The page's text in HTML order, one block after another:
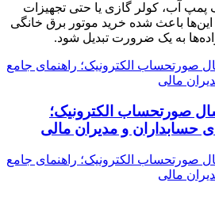
پمپ آب، کولر گازی یا حتی تجهیزات
باعث شده خرید موتور برق خانگی
به یک ضرورت تبدیل شود.
صورتحساب الکترونیک؛
حسابداران و مدیران مالی